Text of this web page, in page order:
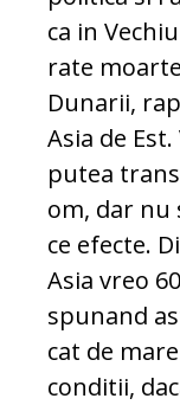
ca in
rate
Dunarii,
Asia de
putea
om, dar nu
ce efecte.
Asia vreo
spunand
cat de
conditii,